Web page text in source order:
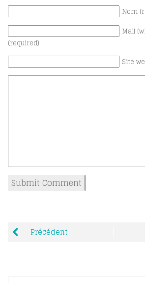
Nom
Mail
(required)
Site
Précédent